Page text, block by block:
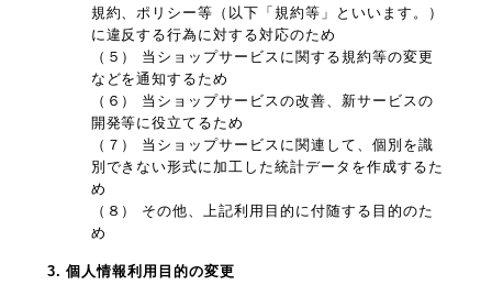
規約、ポリシー等（以下「規約等」といいます。）
に違反する行為に対する対応のため
（５） 当ショップサービスに関する規約等の変更
などを通知するため
（６） 当ショップサービスの改善、新サービスの
開発等に役立てるため
（７） 当ショップサービスに関連して、個別を識
別できない形式に加工した統計データを作成するた
め
（８） その他、上記利用目的に付随する目的のた
め
3. 個人情報利用目的の変更